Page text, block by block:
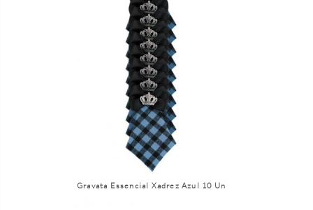
Gravata Essencial Xadrez Azul 10 Un